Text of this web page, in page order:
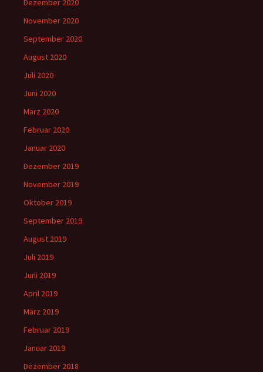
Dezember 2020
November 2020
September 2020
August 2020
Juli 2020
Juni 2020
März 2020
Februar 2020
Januar 2020
Dezember 2019
November 2019
Oktober 2019
September 2019
August 2019
Juli 2019
Juni 2019
April 2019
März 2019
Februar 2019
Januar 2019
Dezember 2018